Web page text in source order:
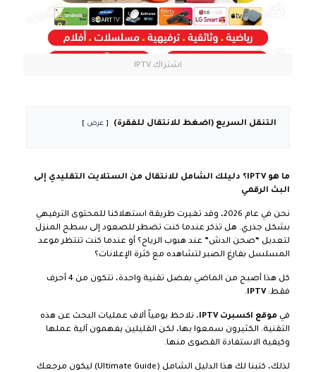
اشتراك IPTV
التنقل السريع (اضغط للانتقال للفقرة) عرض
ما هو IPTV؟ دليلك الشامل للانتقال من الستلايت التقليدي إلى
البث الرقمي
نحن في عام 2026، وقد تغيرت طريقة استهلاكنا للمحتوى الترفيهي
بشكل جذري. هل تذكر عندما كنت تضطر للصعود إلى سطح المنزل
لتعديل “صحن الدش” عند هبوب الرياح؟ أو عندما كنت تنتظر موعد
المسلسل بفارغ الصبر لتشاهده مع كثرة الإعلانات؟
كل هذا أصبح من الماضي بفضل تقنية واحدة، تتكون من 4 أحرف
فقط: IPTV
.
في موقع اكسبرت IPTV
، نلاحظ يومياً آلاف عمليات البحث عن هذه
التقنية. الكثيرون سمعوا بها، لكن القليلين يفهمون آلية عملها
وكيفية الاستفادة القصوى منها.
لذلك، كتبنا لك هذا الدليل الشامل (Ultimate Guide) ليكون مرجعك